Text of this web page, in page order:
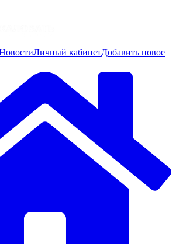
Личный кабинетДобавить новое